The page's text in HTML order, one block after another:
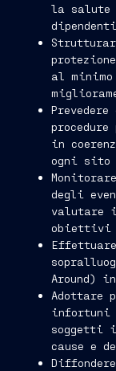
la salute
al
in
ogni sito
degli
valutare
obiettivi
Around)
Adottare
infortuni
soggetti
cause e